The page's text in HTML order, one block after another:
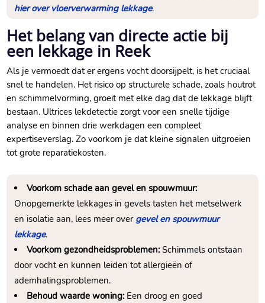
hier over vloerverwarming lekkage.
Het belang van directe actie bij
een lekkage in Reek
Als je vermoedt dat er ergens vocht doorsijpelt, is het cruciaal
snel te handelen. Het risico op structurele schade, zoals houtrot
en schimmelvorming, groeit met elke dag dat de lekkage blijft
bestaan. Ultrices lekdetectie zorgt voor een snelle tijdige
analyse en binnen drie werkdagen een compleet
expertiseverslag. Zo voorkom je dat kleine signalen uitgroeien
tot grote reparatiekosten.
Voorkom schade aan gevel en spouwmuur:
Onopgemerkte lekkages in gevels tasten het metselwerk
en isolatie aan, lees meer over gevel en spouwmuur
lekkage.
Voorkom gezondheidsproblemen:Schimmels ontstaan
door vocht en kunnen leiden tot allergieën of
ademhalingsproblemen.
Behoud waarde woning:Een droog en goed